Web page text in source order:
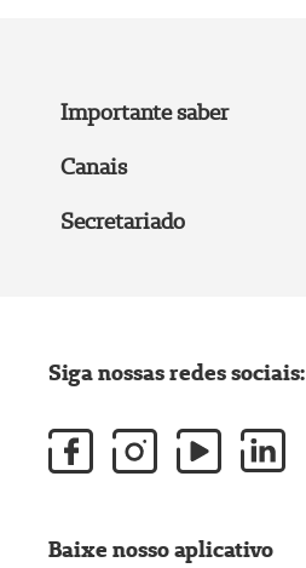
Importante saber
Canais
Secretariado
Siga nossas redes sociais:
Baixe nosso aplicativo